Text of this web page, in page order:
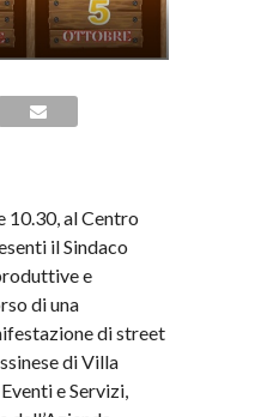
10.30, al Centro
il Sindaco
e
di una
di street
di Villa
e Servizi,